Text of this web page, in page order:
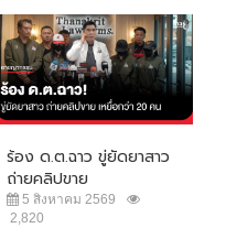
ร้อง ด.ต.ฉาว ขู่ยัดยาสาว
ถ่ายคลิปขาย
5 สิงหาคม 2569
2,820